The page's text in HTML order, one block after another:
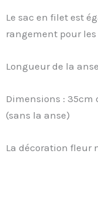
Le sac en filet est
rangement pour
Longueur de la
Dimensions : 35cm
(sans la anse)
La décoration fleur